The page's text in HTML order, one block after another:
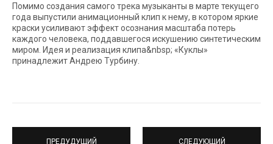
Помимо создания самого трека музыканты в марте текущего
года выпустили анимационный клип к нему, в котором яркие
краски усиливают эффект осознания масштаба потерь
каждого человека, поддавшегося искушению синтетическим
миром. Идея и реализация клипа&nbsp; «Куклы»
принадлежит Андрею Турбину.
ПРЕДУДУЩИЙ СЛЕДУЮЩИЙ